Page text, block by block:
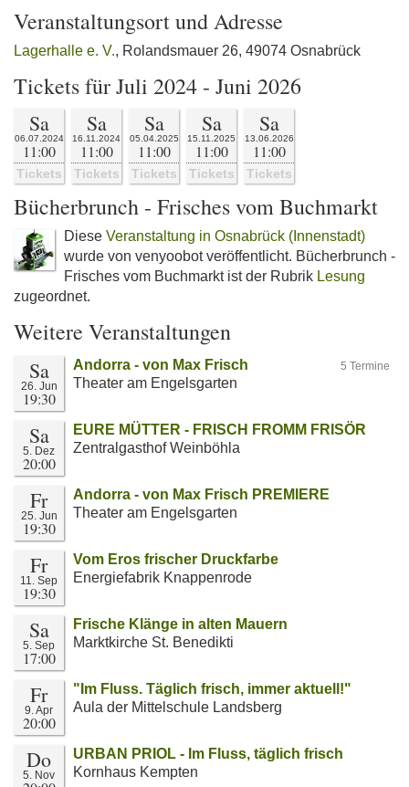
Veranstaltungsort und Adresse
Lagerhalle e. V., Rolandsmauer 26, 49074 Osnabrück
Tickets für Juli 2024 - Juni 2026
Sa
06.07.2024
11:00
Tickets
Sa
16.11.2024
11:00
Tickets
Sa
05.04.2025
11:00
Tickets
Sa
15.11.2025
11:00
Tickets
Sa
13.06.2026
11:00
Tickets
Bücherbrunch - Frisches vom Buchmarkt
Diese Veranstaltung in Osnabrück (Innenstadt)
wurde von venyoobot veröffentlicht. Bücherbrunch -
Frisches vom Buchmarkt ist der Rubrik Lesung
zugeordnet.
Weitere Veranstaltungen
Sa
26. Jun
19:30
5 Termine
Andorra - von Max Frisch
Theater am Engelsgarten
Sa
5. Dez
20:00
EURE MÜTTER - FRISCH FROMM FRISÖR
Zentralgasthof Weinböhla
Fr
25. Jun
19:30
Andorra - von Max Frisch PREMIERE
Theater am Engelsgarten
Fr
11. Sep
19:30
Vom Eros frischer Druckfarbe
Energiefabrik Knappenrode
Sa
5. Sep
17:00
Frische Klänge in alten Mauern
Marktkirche St. Benedikti
Fr
9. Apr
20:00
"Im Fluss. Täglich frisch, immer aktuell!"
Aula der Mittelschule Landsberg
Do
5. Nov
URBAN PRIOL - Im Fluss, täglich frisch
Kornhaus Kempten